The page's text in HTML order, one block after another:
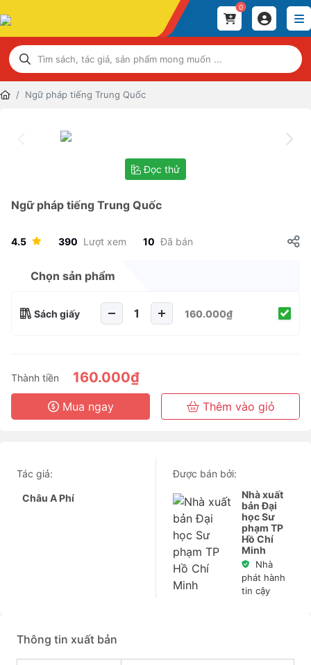
0
Ngữ pháp tiếng Trung Quốc
Đọc thử
Ngữ pháp tiếng Trung Quốc
4.5 390 Lượt xem 10 Đã bán
Chọn sản phẩm
Sách giấy 160.000₫
Thành tiền 160.000₫
Mua ngay Thêm vào giỏ
Tác giả:
Châu A Phí
Được bán bởi:
Nhà xuất
bản Đại
học Sư
phạm TP
Hồ Chí
Minh
Nhà
phát hành
tin cậy
Thông tin xuất bản